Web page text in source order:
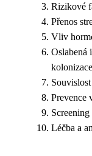
Rizikové
Přenos
Vliv
Oslabená
kolonizace
Prevence
Léčba a